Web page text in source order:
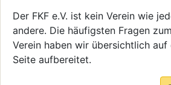
Der FKF e.V. ist kein Verein wie
andere. Die häufigsten Fragen zum
Verein haben wir übersichtlich auf
Seite aufbereitet.